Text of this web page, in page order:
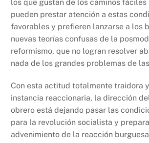
los que gustan de los caminos fáciles
pueden prestar atención a estas
favorables y prefieren lanzarse a los
nuevas teorías confusas de la
reformismo, que no logran resolver
nada de los grandes problemas de
Con esta actitud totalmente traidora
instancia reaccionaria, la dirección
obrero está dejando pasar las
para la revolución socialista y
advenimiento de la reacción